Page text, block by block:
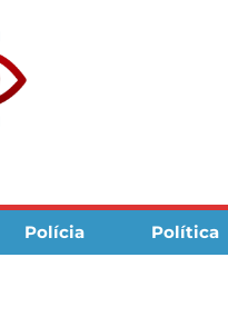
Polícia Política